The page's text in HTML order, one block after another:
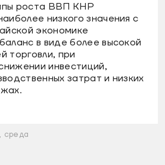
роста ВВП КНР
низкого значения с
экономике
в виде более высокой
торговли, при
инвестиций,
затрат и низких
среда